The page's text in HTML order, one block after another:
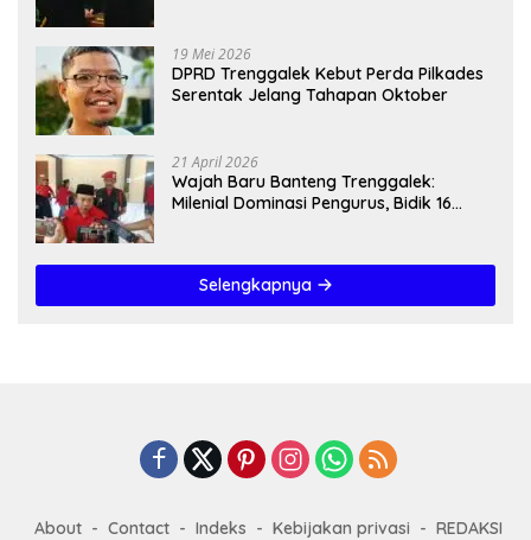
19 Mei 2026
DPRD Trenggalek Kebut Perda Pilkades
Serentak Jelang Tahapan Oktober
21 April 2026
Wajah Baru Banteng Trenggalek:
Milenial Dominasi Pengurus, Bidik 16
Selengkapnya
About Contact Indeks Kebijakan privasi REDAKSI